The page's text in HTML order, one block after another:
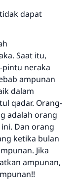
dapat
Saat itu,
neraka
ampunan
dalam
qadar. Orang-
adalah orang
Dan orang
ketika bulan
Jika
ampunan,